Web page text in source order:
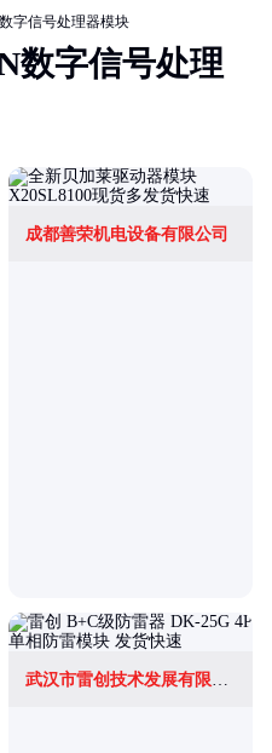
字信号处理器模块
数字信号处理
成都善荣机电设备有限公司
武汉市雷创技术发展有限公司